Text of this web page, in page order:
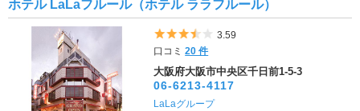
ホテル LaLaフルール（ホテル ララフルール）
5つ星のうち3.5
3.59
口コミ20 件
大阪府大阪市中央区千日前1-5-3
06-6213-4117
LaLaグループ